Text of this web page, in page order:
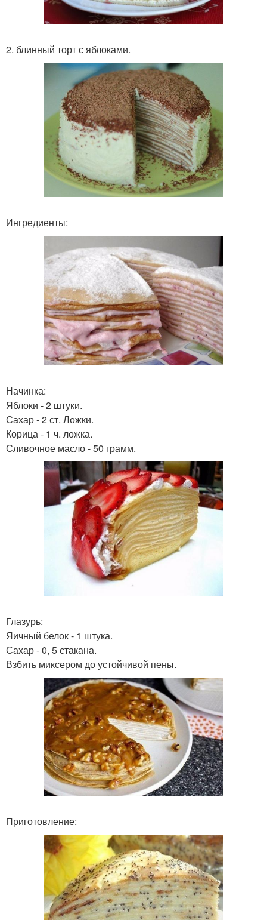
2. блинный торт с яблоками.
Ингредиенты:
Начинка:
Яблоки - 2 штуки.
Сахар - 2 ст. Ложки.
Корица - 1 ч. ложка.
Сливочное масло - 50 грамм.
Глазурь:
Яичный белок - 1 штука.
Сахар - 0, 5 стакана.
Взбить миксером до устойчивой пены.
Приготовление: